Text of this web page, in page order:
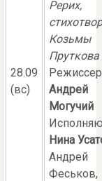
28.09
(вс)
Рерих,
Козьмы
Пруткова
Андрей
Могучий
Нина
Андрей
Феськов,